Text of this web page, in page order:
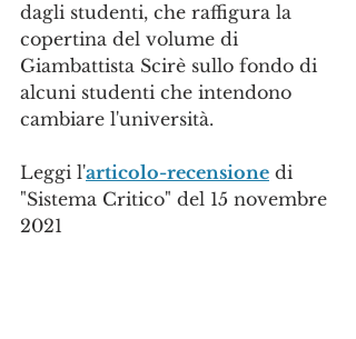
dagli studenti, che raffigura la
copertina del volume di
Giambattista Scirè sullo fondo di
alcuni studenti che intendono
cambiare l'università.
Leggi l'articolo-recensione di
"Sistema Critico" del 15 novembre
2021